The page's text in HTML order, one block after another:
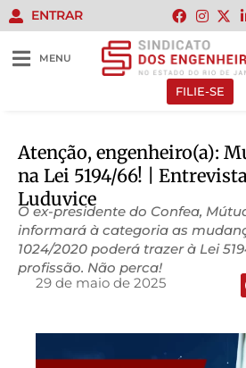
ENTRAR
MENU
FILIE-SE
Atenção, engenheiro(a):
na Lei 5194/66! |
Luduvice
O ex-presidente do Confea,
informará à categoria as
1024/2020 poderá trazer à Lei
profissão. Não perca!
29 de maio de 2025